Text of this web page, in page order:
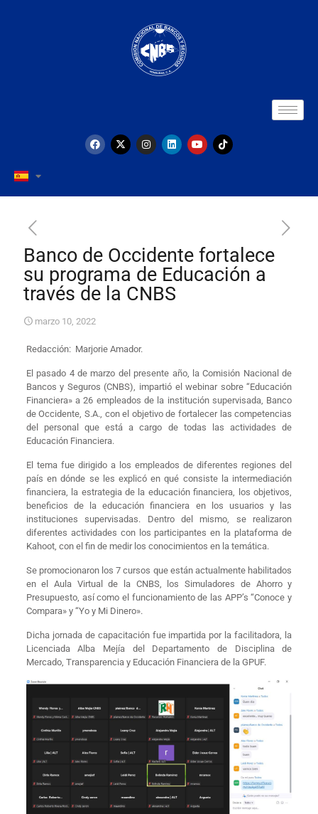
Banco de Occidente fortalece
su programa de Educación a
través de la CNBS
marzo 10, 2022
Redacción: Marjorie Amador.
El pasado 4 de marzo del presente año, la Comisión Nacional de
Bancos y Seguros (CNBS), impartió el webinar sobre “Educación
Financiera» a 26 empleados de la institución supervisada, Banco
de Occidente, S.A., con el objetivo de fortalecer las competencias
del personal que está a cargo de todas las actividades de
Educación Financiera.
El tema fue dirigido a los empleados de diferentes regiones del
país en dónde se les explicó en qué consiste la intermediación
financiera, la estrategia de la educación financiera, los objetivos,
beneficios de la educación financiera en los usuarios y las
instituciones supervisadas. Dentro del mismo, se realizaron
diferentes actividades con los participantes en la plataforma de
Kahoot, con el fin de medir los conocimientos en la temática.
Se promocionaron los 7 cursos que están actualmente habilitados
en el Aula Virtual de la CNBS, los Simuladores de Ahorro y
Presupuesto, así como el funcionamiento de las APP’s “Conoce y
Compara» y “Yo y Mi Dinero».
Dicha jornada de capacitación fue impartida por la facilitadora, la
Licenciada Alba Mejía del Departamento de Disciplina de
Mercado, Transparencia y Educación Financiera de la GPUF.